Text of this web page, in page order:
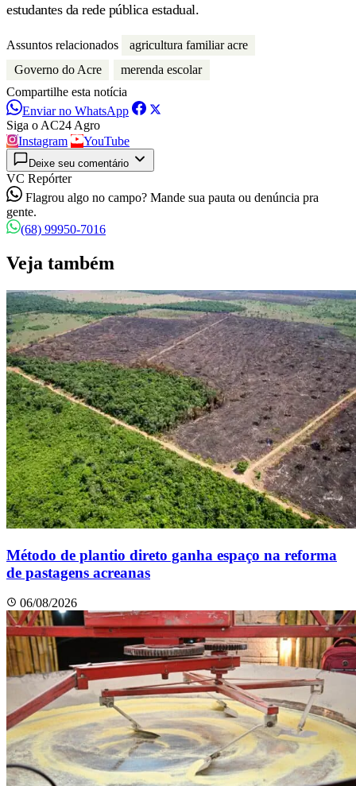
estudantes da rede pública estadual.
Assuntos relacionados
agricultura familiar acre
Governo do Acre
merenda escolar
Compartilhe esta notícia
Enviar no WhatsApp
Siga o AC24 Agro
Instagram
YouTube
Deixe seu comentário
VC Repórter
Flagrou algo no campo? Mande sua pauta ou denúncia pra
gente.
(68) 99950-7016
Veja também
Método de plantio direto ganha espaço na reforma
de pastagens acreanas
06/08/2026